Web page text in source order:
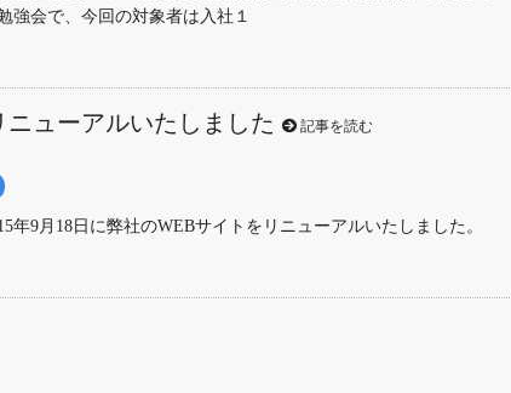
強会で、今回の対象者は入社１
ューアルいたしました 記事を読む
年9月18日に弊社のWEBサイトをリニューアルいたしました。